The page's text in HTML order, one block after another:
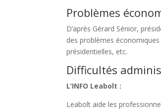
Problèmes
D’après Gérard Sénior,
des problèmes
présidentielles, etc.
Difficultés
L’INFO Leabolt :
Leabolt aide les